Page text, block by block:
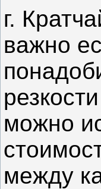
г.
важно
можно
между